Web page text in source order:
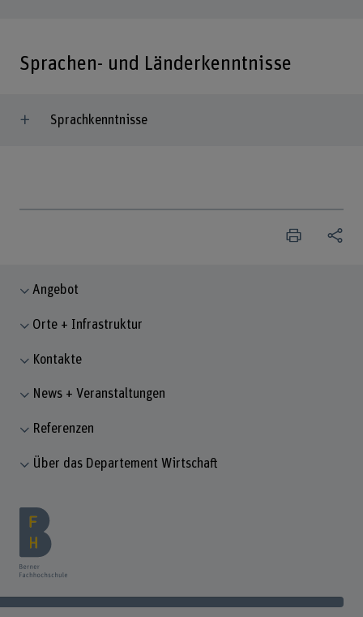
Sprachen- und Länderkenntnisse
Sprachkenntnisse
Angebot
Orte + Infrastruktur
Kontakte
News + Veranstaltungen
Referenzen
Über das Departement Wirtschaft